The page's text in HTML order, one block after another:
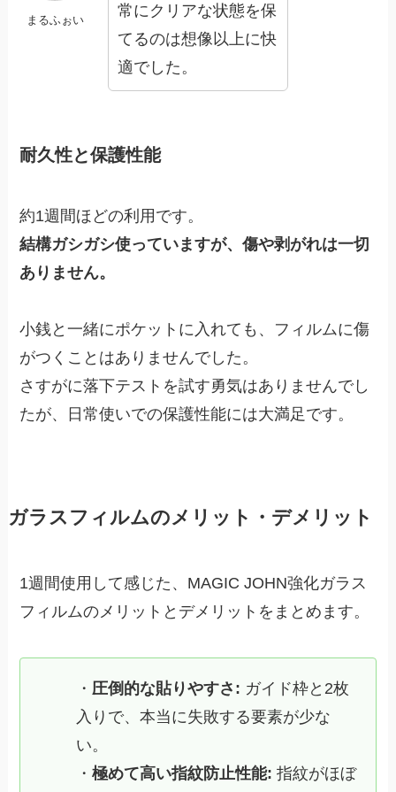
まるふぉい
常にクリアな状態を保
てるのは想像以上に快
適でした。
耐久性と保護性能
約1週間ほどの利用です。
結構ガシガシ使っていますが、傷や剥がれは一切
ありません。
小銭と一緒にポケットに入れても、フィルムに傷
がつくことはありませんでした。
さすがに落下テストを試す勇気はありませんでし
たが、日常使いでの保護性能には大満足です。
ガラスフィルムのメリット・デメリット
1週間使用して感じた、MAGIC JOHN強化ガラス
フィルムのメリットとデメリットをまとめます。
・ 圧倒的な貼りやすさ: ガイド枠と2枚
入りで、本当に失敗する要素が少な
い。
・極めて高い指紋防止性能: 指紋がほぼ